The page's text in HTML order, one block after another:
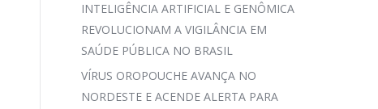
INTELIGÊNCIA ARTIFICIAL E GENÔMICA
REVOLUCIONAM A VIGILÂNCIA EM
SAÚDE PÚBLICA NO BRASIL
VÍRUS OROPOUCHE AVANÇA NO
NORDESTE E ACENDE ALERTA PARA